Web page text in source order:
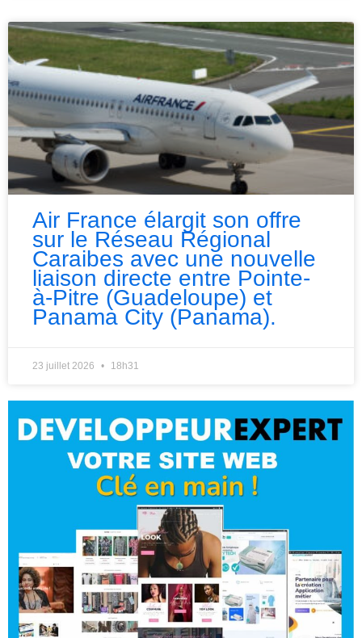
Air France élargit son offre
sur le Réseau Régional
Caraibes avec une nouvelle
liaison directe entre Pointe-
à-Pitre (Guadeloupe) et
Panama City (Panama).
23 juillet 2026 18h31